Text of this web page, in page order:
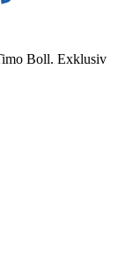
Boll. Exklusiv